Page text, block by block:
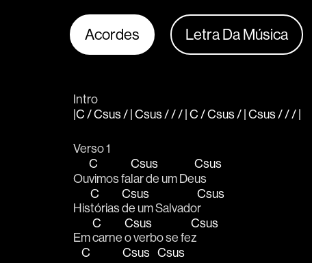
Acordes Letra Da Música
Intro
|C / Csus / | Csus / / / | C / Csus / | Csus / / / |
Verso 1
Ou
C
vimos fa
Csus
lar de um De
Csus
us
His
C
tórias
Csus
de um Salvado
Csus
r
Em
C
carne
Csus
o verbo se fe
Csus
z
C
Csus Csus